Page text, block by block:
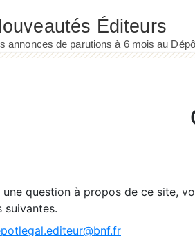
une question à propos de ce site,
suivantes.